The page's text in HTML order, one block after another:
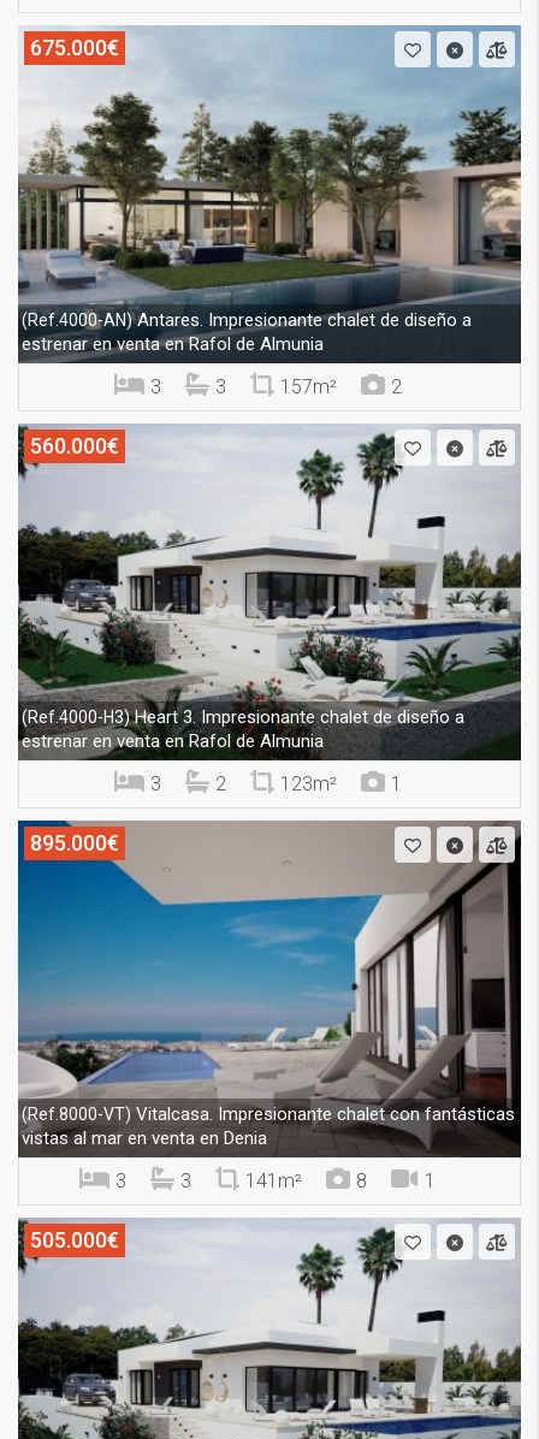
675.000€
(Ref.4000-AN)Antares. Impresionante chalet de diseño a
estrenar en venta en Rafol de Almunia
3 3 157m² 2
560.000€
(Ref.4000-H3)Heart 3. Impresionante chalet de diseño a
estrenar en venta en Rafol de Almunia
3 2 123m² 1
895.000€
(Ref.8000-VT) Vitalcasa. Impresionante chalet con fantásticas
vistas al mar en venta en Denia
3 3 141m² 8 1
505.000€